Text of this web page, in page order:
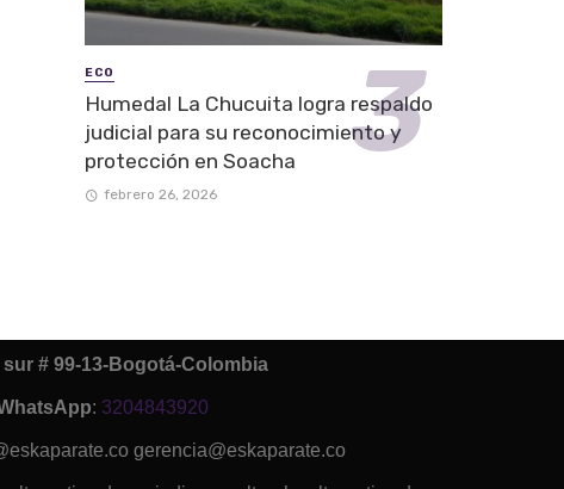
ECO
Humedal La Chucuita logra respaldo
judicial para su reconocimiento y
protección en Soacha
febrero 26, 2026
sur # 99-13-Bogotá-Colombia
: 3204843920
gerencia@eskaparate.co